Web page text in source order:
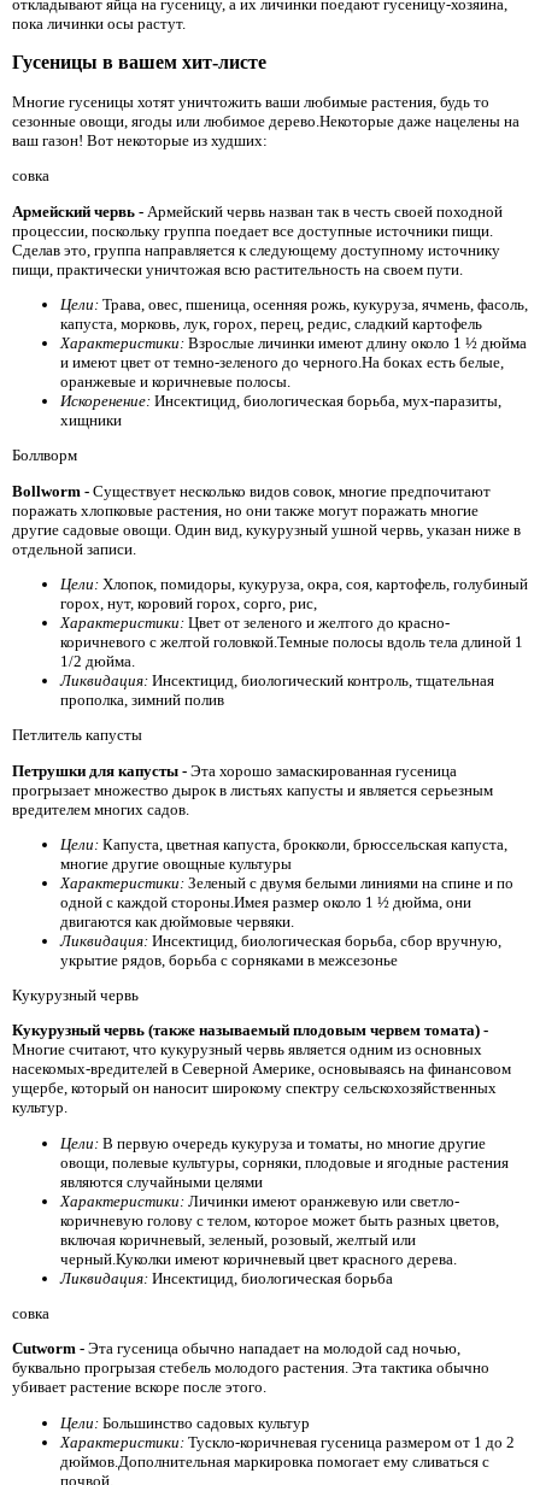
откладывают яйца на гусеницу, а их личинки поедают гусеницу-хозяина,
пока личинки осы растут.
Гусеницы в вашем хит-листе
Многие гусеницы хотят уничтожить ваши любимые растения, будь то
сезонные овощи, ягоды или любимое дерево.Некоторые даже нацелены на
ваш газон! Вот некоторые из худших:
совка
Армейский червь - Армейский червь назван так в честь своей походной
процессии, поскольку группа поедает все доступные источники пищи.
Сделав это, группа направляется к следующему доступному источнику
пищи, практически уничтожая всю растительность на своем пути.
Цели: Трава, овес, пшеница, осенняя рожь, кукуруза, ячмень, фасоль,
капуста, морковь, лук, горох, перец, редис, сладкий картофель
Характеристики: Взрослые личинки имеют длину около 1 ½ дюйма
и имеют цвет от темно-зеленого до черного.На боках есть белые,
оранжевые и коричневые полосы.
Искоренение: Инсектицид, биологическая борьба, мух-паразиты,
хищники
Боллворм
Bollworm - Существует несколько видов совок, многие предпочитают
поражать хлопковые растения, но они также могут поражать многие
другие садовые овощи. Один вид, кукурузный ушной червь, указан ниже в
отдельной записи.
Цели: Хлопок, помидоры, кукуруза, окра, соя, картофель, голубиный
горох, нут, коровий горох, сорго, рис,
Характеристики: Цвет от зеленого и желтого до красно-
коричневого с желтой головкой.Темные полосы вдоль тела длиной 1
1/2 дюйма.
Ликвидация: Инсектицид, биологический контроль, тщательная
прополка, зимний полив
Петлитель капусты
Петрушки для капусты - Эта хорошо замаскированная гусеница
прогрызает множество дырок в листьях капусты и является серьезным
вредителем многих садов.
Цели: Капуста, цветная капуста, брокколи, брюссельская капуста,
многие другие овощные культуры
Характеристики: Зеленый с двумя белыми линиями на спине и по
одной с каждой стороны.Имея размер около 1 ½ дюйма, они
двигаются как дюймовые червяки.
Ликвидация: Инсектицид, биологическая борьба, сбор вручную,
укрытие рядов, борьба с сорняками в межсезонье
Кукурузный червь
Кукурузный червь (также называемый плодовым червем томата) -
Многие считают, что кукурузный червь является одним из основных
насекомых-вредителей в Северной Америке, основываясь на финансовом
ущербе, который он наносит широкому спектру сельскохозяйственных
культур.
Цели: В первую очередь кукуруза и томаты, но многие другие
овощи, полевые культуры, сорняки, плодовые и ягодные растения
являются случайными целями
Характеристики: Личинки имеют оранжевую или светло-
коричневую голову с телом, которое может быть разных цветов,
включая коричневый, зеленый, розовый, желтый или
черный.Куколки имеют коричневый цвет красного дерева.
Ликвидация: Инсектицид, биологическая борьба
совка
Cutworm - Эта гусеница обычно нападает на молодой сад ночью,
буквально прогрызая стебель молодого растения. Эта тактика обычно
убивает растение вскоре после этого.
Цели: Большинство садовых культур
Характеристики: Тускло-коричневая гусеница размером от 1 до 2
дюймов.Дополнительная маркировка помогает ему сливаться с
почвой.